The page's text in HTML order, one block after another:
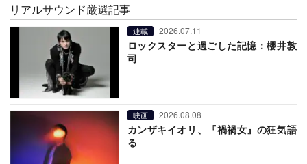
リアルサウンド厳選記事
連載 2026.07.11
ロックスターと過ごした記憶：櫻井敦
司
映画 2026.08.08
カンザキイオリ、『禍禍女』の狂気語
る